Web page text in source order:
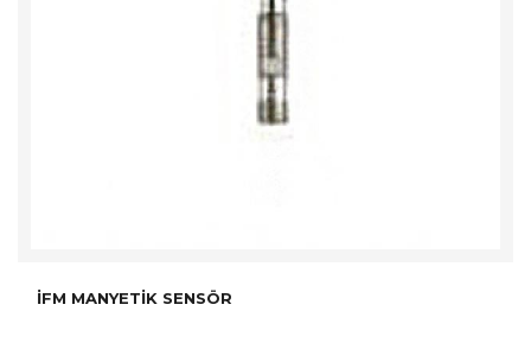
İFM MANYETIK SENSÖR